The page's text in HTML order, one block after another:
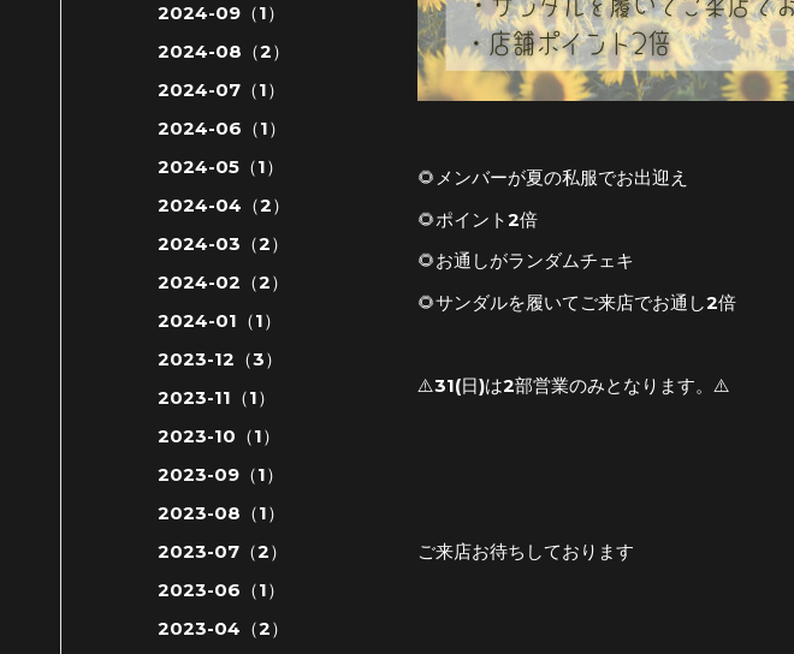
🌻メンバーが夏の私服でお出迎え
🌻ポイント2倍
🌻お通しがランダムチェキ
🌻サンダルを履いてご来店でお通し2倍
⚠️31(日)は2部営業のみとなります。⚠️
ご来店お待ちしております
2024-09（1）
2024-08（2）
2024-07（1）
2024-06（1）
2024-05（1）
2024-04（2）
2024-03（2）
2024-02（2）
2024-01（1）
2023-12（3）
2023-11（1）
2023-10（1）
2023-09（1）
2023-08（1）
2023-07（2）
2023-06（1）
2023-04（2）